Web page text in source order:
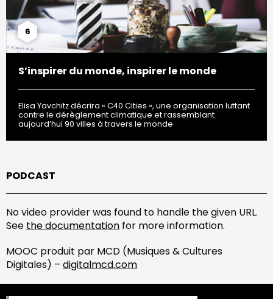
6
S’inspirer du monde, inspirer le monde
Elisa Yavchitz décrira « C40 Cities », une organisation luttant
contre le dérèglement climatique et rassemblant
aujourd’hui 90 villes à travers le monde
PODCAST
No video provider was found to handle the given URL.
See the documentation for more information.
MOOC produit par MCD (Musiques & Cultures
Digitales) – digitalmcd.com